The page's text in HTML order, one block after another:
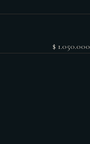
$ 1.050.000